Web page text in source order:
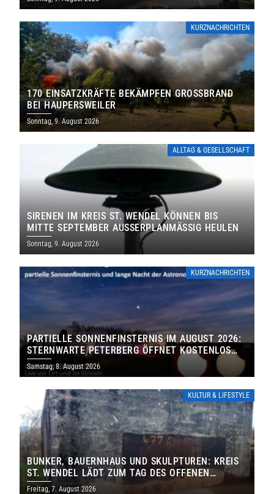
KURZNACHRICHTEN
170 EINSATZKRÄFTE BEKÄMPFEN GROSSBRAND B
EI HAUPERSWEILER
Sonntag, 9. August 2026
ALLTAG & GESELLSCHAFT
SIRENEN IM KREIS ST. WENDEL KÖNNEN BIS
MITTE SEPTEMBER AUSSERPLANMÄSSIG HEULEN
Sonntag, 9. August 2026
KURZNACHRICHTEN
PARTIELLE SONNENFINSTERNIS IM AUGUST 2026:
STERNWARTE PETERBERG ÖFFNET KOSTENLOS
IHRE TORE
Samstag, 8. August 2026
KULTUR & LIFESTYLE
BUNKER, BAUERNHAUS UND SKULPTUREN: KREIS
ST. WENDEL LÄDT ZUM TAG DES OFFENEN
DENKMALS EIN
Freitag, 7. August 2026